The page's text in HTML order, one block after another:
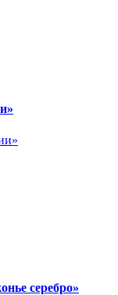
серебро»